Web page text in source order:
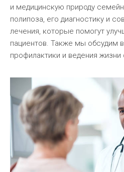
и медицинскую природу
полипоза, его диагностику и
лечения, которые помогут
пациентов. Также мы обсудим
профилактики и ведения